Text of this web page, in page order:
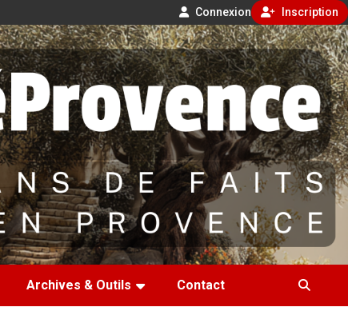
Connexion Inscription
Archives & Outils Contact